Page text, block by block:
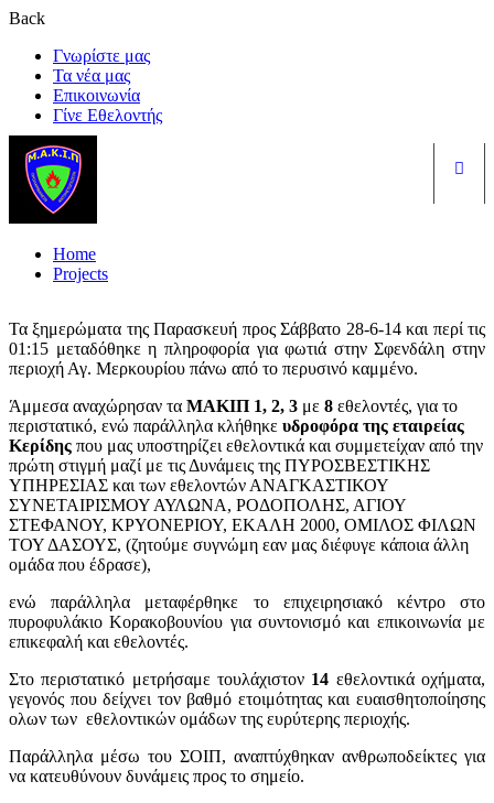
Back
Γνωρίστε μας
Τα νέα μας
Επικοινωνία
Γίνε Εθελοντής
Home
Projects
Τα ξημερώματα της Παρασκευή προς Σάββατο 28-6-14 και περί τις
01:15 μεταδόθηκε η πληροφορία για φωτιά στην Σφενδάλη στην
περιοχή Αγ. Μερκουρίου πάνω από το περυσινό καμμένο.
Άμμεσα αναχώρησαν τα ΜΑΚΙΠ 1, 2, 3 με 8 εθελοντές, για το
περιστατικό, ενώ παράλληλα κλήθηκε υδροφόρα της εταιρείας
Κερίδης που μας υποστηρίζει εθελοντικά και συμμετείχαν από την
πρώτη στιγμή μαζί με τις Δυνάμεις της ΠΥΡΟΣΒΕΣΤΙΚΗΣ
ΥΠΗΡΕΣΙΑΣ και των εθελοντών ΑΝΑΓΚΑΣΤΙΚΟΥ
ΣΥΝΕΤΑΙΡΙΣΜΟΥ ΑΥΛΩΝΑ, ΡΟΔΟΠΟΛΗΣ, ΑΓΙΟΥ
ΣΤΕΦΑΝΟΥ, ΚΡΥΟΝΕΡΙΟΥ, ΕΚΑΛΗ 2000, ΟΜΙΛΟΣ ΦΙΛΩΝ
ΤΟΥ ΔΑΣΟΥΣ, (ζητούμε συγνώμη εαν μας διέφυγε κάποια άλλη
ομάδα που έδρασε),
ενώ παράλληλα μεταφέρθηκε το επιχειρησιακό κέντρο στο
πυροφυλάκιο Κορακοβουνίου για συντονισμό και επικοινωνία με
επικεφαλή και εθελοντές.
Στο περιστατικό μετρήσαμε τουλάχιστον 14 εθελοντικά οχήματα,
γεγονός που δείχνει τον βαθμό ετοιμότητας και ευαισθητοποίησης
ολων των εθελοντικών ομάδων της ευρύτερης περιοχής.
Παράλληλα μέσω του ΣΟΙΠ, αναπτύχθηκαν ανθρωποδείκτες για
να κατευθύνουν δυνάμεις προς το σημείο.